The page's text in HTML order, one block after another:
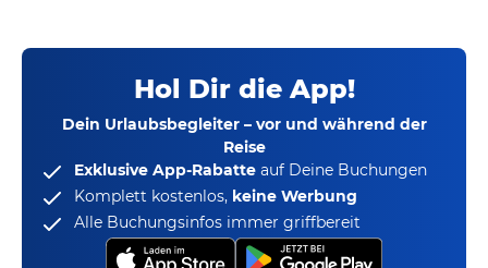
Hol Dir die App!
Dein Urlaubsbegleiter – vor und während der
Reise
Exklusive App-Rabatte auf Deine Buchungen
Komplett kostenlos, keine Werbung
Alle Buchungsinfos immer griffbereit